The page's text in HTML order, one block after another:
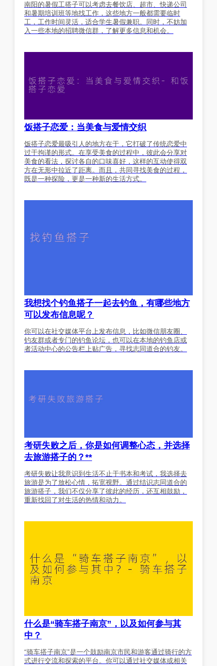
南阳的暑假工搭子可以考虑去餐饮店、超市、快递公司
和暑期培训班等地找工作，这些地方一般都需要临时
工，工作时间灵活，适合学生暑假兼职。同时，不妨加
入一些本地的招聘微信群，了解更多信息和机会。
饭搭子恋爱：当美食与爱情交织
饭搭子恋爱最吸引人的地方在于，它打破了传统恋爱中
过于拘谨的形式。在享受美食的过程中，彼此会分享对
美食的看法，探讨各自的口味喜好，这样的互动使得双
方在无形中拉近了距离。而且，共同寻找美食的过程，
既是一种探险，更是一种新的生活方式。
我想找个钓鱼搭子一起去钓鱼，有哪些地方
可以发布信息呢？
你可以在社交媒体平台上发布信息，比如微信朋友圈、
钓友群或者专门的钓鱼论坛，也可以在本地的钓鱼店或
者活动中心的公告栏上贴广告，寻找志同道合的钓友。
考研失败之后，你是如何调整心态，并选择
去旅游搭子的？**
考研失败让我意识到生活不止于书本和考试，我选择去
旅游是为了放松心情，拓宽视野。通过结识志同道合的
旅游搭子，我们不仅分享了彼此的经历，还互相鼓励，
重新找回了对生活的热情和动力。
什么是“骑车搭子南京”，以及如何参与其
中？
“骑车搭子南京”是一个鼓励南京市民和游客通过骑行的方
式进行交流和探索的平台。你可以通过社交媒体或相关